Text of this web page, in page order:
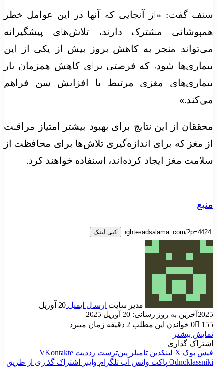
سنف گفت: «از آنجایی که آنها در این عوامل خطر
همپوشانی مشترک دارند، تلاش‌های پیشگیرانه
می‌تواند منجر به کاهش بروز بیش از یکی از این
بیماری‌ها شود، که فرصتی برای کاهش همزمان بار
بیماری‌های مغزی مرتبط با افزایش سن فراهم
می‌کند.»
محققان از این نتایج برای بهبود بیشتر امتیاز مراقبت
از مغز که برای اندازه‌گیری تلاش‌ها برای محافظت از
سلامت مغز ایجاد کرده‌اند، استفاده خواهند کرد.
منبع
کپی لینک
مدیر سایت ارسال ایمیل
20 آوریل
2025 آخرین به روز رسانی: 20 آوریل 2025
0
155
خواندن این مطلب 2 دقیقه زمان میبرد
نمایش بیشتر
اشتراک گذاری
فیس بوک X لینکدین ‫تامبلر ‫پین‌ترست ‫رددیت ‫VKontakte
‫Odnoklassniki پاکت واتس آپ تلگرام وایبر
اشتراک گذاری از طریق